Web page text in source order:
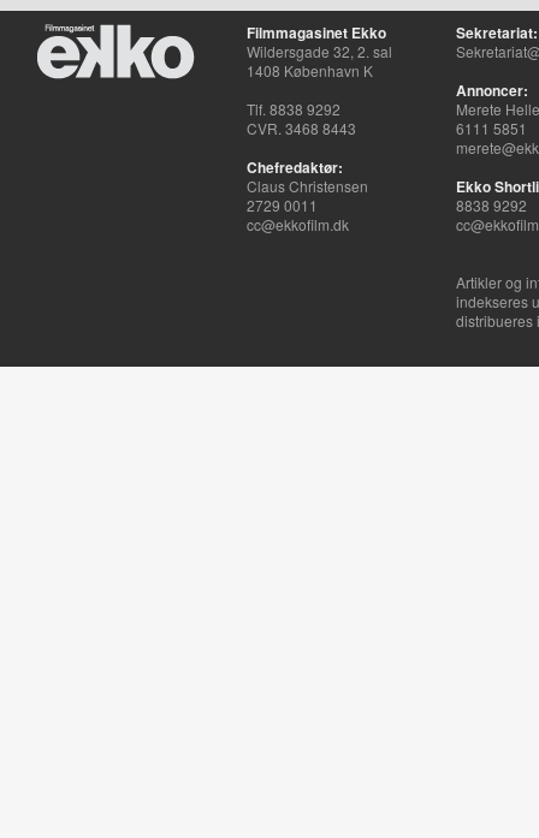
Filmmagasinet Ekko
Wildersgade 32, 2. sal
1408 København K
Tlf. 8838 9292
CVR. 3468 8443
Chefredaktør:
Claus Christensen
2729 0011
cc@ekkofilm.dk
Sekretariat:
Annoncer:
Merete
6111 5851
Ekko
8838 9292
Artikler og
indekseres
distribueres